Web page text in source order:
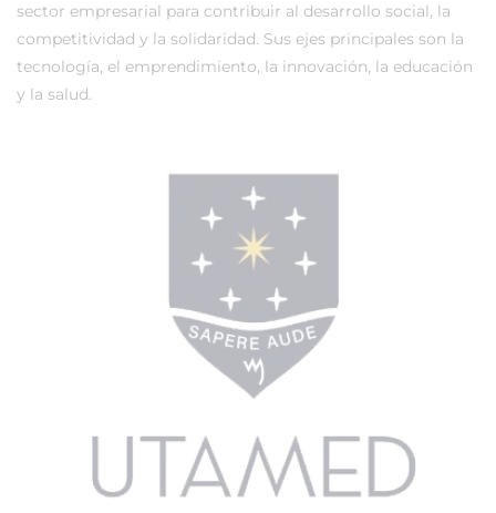
sector empresarial para contribuir al desarrollo social, la
competitividad y la solidaridad. Sus ejes principales son la
tecnología, el emprendimiento, la innovación, la educación
y la salud.